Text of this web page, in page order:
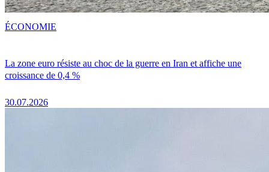
La zone euro résiste au choc de la guerre en Iran et affiche une
croissance de 0,4 %
30.07.2026
ÉCONOMIE